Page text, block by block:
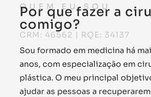
QUEM EU SOU
Por que fazer a
comigo?
CRM: 46562 | RQE: 34137
Sou formado em medicina há
anos, com especialização em
plástica. O meu principal
ajudar as pessoas a